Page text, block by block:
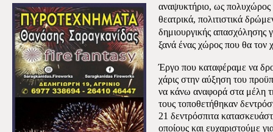
αναψυκτήριο, ως πολυχώρος
θεατρικά, πολιτιστικά
δημιουργικής απασχόλησης
ξανά ένας χώρος που θα τον
Έργο που καταφέραμε να
χάρις στην αύξηση του
να κάνω αναφορά στα μέλη
τους τοποθετήθηκαν
21 δεντρόσπιτα
οποίους και ευχαριστούμε